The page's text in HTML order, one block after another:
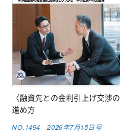
〈融資先との金利引上げ交渉の
進め方
NO.1494 2026年7月15日号